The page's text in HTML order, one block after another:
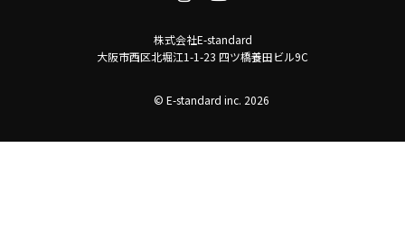
株式会社E-standard
大阪市西区北堀江1-1-23 四ツ橋養田ビル9C
© E-standard inc. 2026